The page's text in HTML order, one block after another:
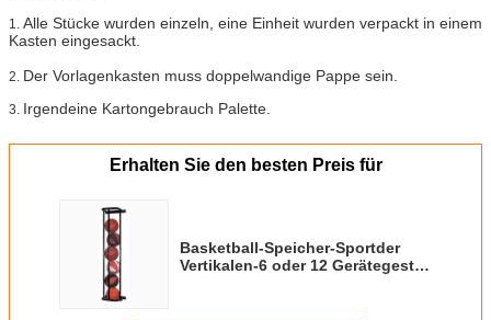
1. Alle Stücke wurden einzeln, eine Einheit wurden verpackt in einem
Kasten eingesackt.
2. Der Vorlagenkasten muss doppelwandige Pappe sein.
3. Irgendeine Kartongebrauch Palette.
Erhalten Sie den besten Preis für
Basketball-Speicher-Sportder
Vertikalen-6 oder 12 Gerätegestell